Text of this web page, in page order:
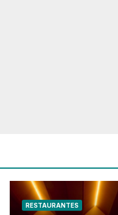
RESTAURANTES